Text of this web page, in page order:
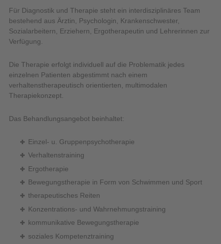
Für Diagnostik und Therapie steht ein interdisziplinäres Team
bestehend aus Ärztin, Psychologin, Krankenschwester,
Sozialarbeitern, Erziehern, Ergotherapeutin und Lehrerinnen zur
Verfügung.
Die Therapie erfolgt individuell auf die Problematik jedes
einzelnen Patienten abgestimmt nach einem
verhaltenstherapeutisch orientierten, multimodalen
Therapiekonzept.
Das Behandlungsangebot beinhaltet:
Einzel- u. Gruppenpsychotherapie
Verhaltenstraining
Ergotherapie
Bewegungstherapie in Form von Schwimmen und Sport
therapeutisches Reiten
Konzentrations- und Wahrnehmungstraining
kommunikative Bewegungstherapie
soziales Kompetenztraining